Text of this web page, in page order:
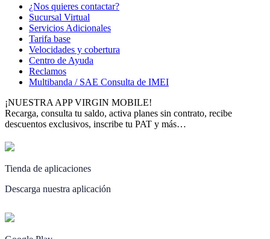
¿Nos quieres contactar?
Sucursal Virtual
Servicios Adicionales
Tarifa base
Velocidades y cobertura
Centro de Ayuda
Reclamos
Multibanda / SAE Consulta de IMEI
¡NUESTRA APP VIRGIN MOBILE!
Recarga, consulta tu saldo, activa planes sin contrato, recibe
descuentos exclusivos, inscribe tu PAT y más…
Tienda de aplicaciones
Descarga nuestra aplicación